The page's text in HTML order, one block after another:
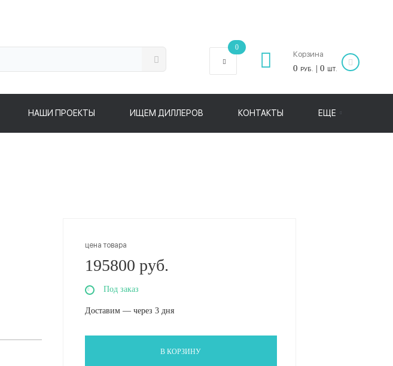
0
Корзина
0 РУБ. | 0 ШТ.
НАШИ ПРОЕКТЫ ИЩЕМ ДИЛЛЕРОВ КОНТАКТЫ ЕЩЕ
цена товара
195800 руб.
Под заказ
Доставим — через 3 дня
В КОРЗИНУ